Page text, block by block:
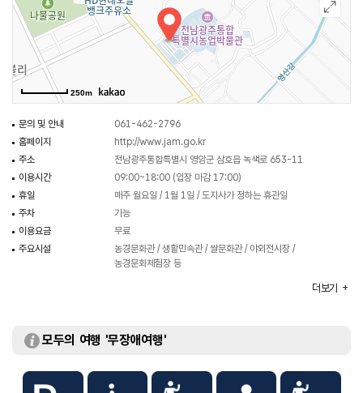
실감콘텐츠 체험관, 야외전시장으로 구성되어 있다. 농경문화 체험관에서는
우리 조상들이 사용하던 각종 민속 생활용품과 재래 농경 도구 등을 사용해 보고
농업 테마공원은 농업광장, 문화공연장, 생태연못, 친환경농업 관찰학습장 등
20여 종의 시설을 운영하고 있다.
250m
문의 및 안내
061-462-2796
홈페이지
http://www.jam.go.kr
주소
전남광주통합특별시 영암군 삼호읍 녹색로 653-11
이용시간
09:00~18:00 (입장 마감 17:00)
휴일
매주 월요일 / 1월 1일 / 도지사가 정하는 휴관일
주차
가능
이용요금
무료
주요시설
농경문화관 / 생활민속관 / 쌀문화관 / 야외전시장 /
농경문화체험장 등
더보기
모두의 여행 '무장애여행'